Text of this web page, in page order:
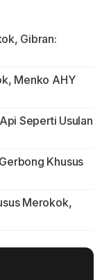
Gibran:
Menko AHY
Seperti Usulan
Khusus
Merokok,